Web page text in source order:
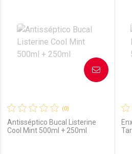
Laboratório
Por Menos
(0)
Antisséptico Bucal Listerine
Cool Mint 500ml + 250ml
AVISE-ME